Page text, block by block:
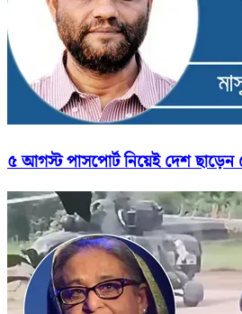
৫ আগস্ট পাসপোর্ট নিয়েই দেশ ছাড়েন